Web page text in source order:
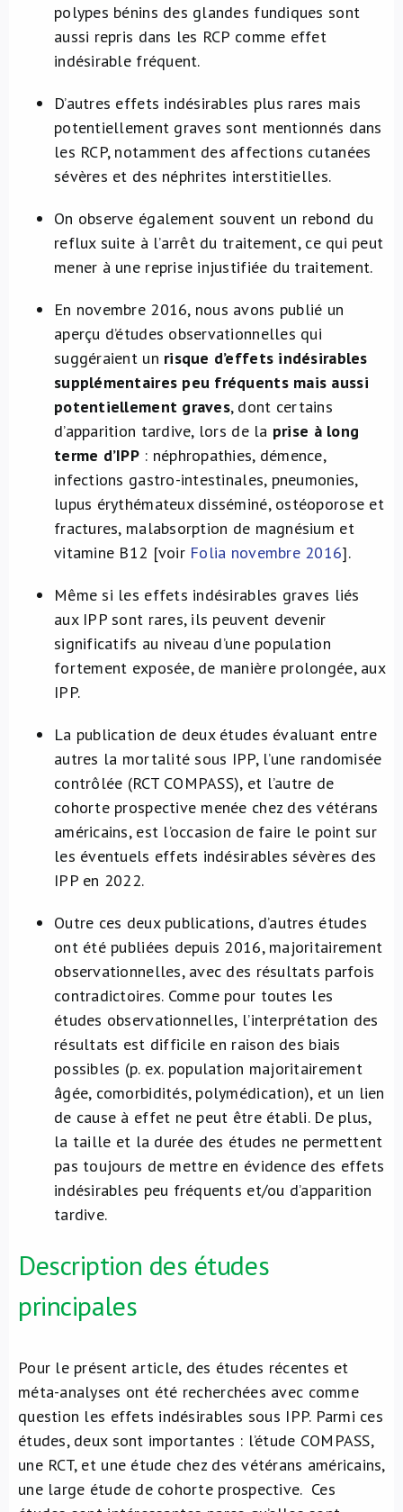
polypes bénins des glandes fundiques sont
aussi repris dans les RCP comme effet
indésirable fréquent.
D’autres effets indésirables plus rares mais
potentiellement graves sont mentionnés dans
les RCP, notamment des affections cutanées
sévères et des néphrites interstitielles.
On observe également souvent un rebond du
reflux suite à l’arrêt du traitement, ce qui peut
mener à une reprise injustifiée du traitement.
En novembre 2016, nous avons publié un
aperçu d’études observationnelles qui
suggéraient un risque d’effets indésirables
supplémentaires peu fréquents mais aussi
potentiellement graves, dont certains
d’apparition tardive, lors de la prise à long
terme d’IPP: néphropathies, démence,
infections gastro-intestinales, pneumonies,
lupus érythémateux disséminé, ostéoporose et
fractures, malabsorption de magnésium et
vitamine B12 [voir Folia novembre 2016].
Même si les effets indésirables graves liés
aux IPP sont rares, ils peuvent devenir
significatifs au niveau d’une population
fortement exposée, de manière prolongée, aux
IPP.
La publication de deux études évaluant entre
autres la mortalité sous IPP, l’une randomisée
contrôlée (RCT COMPASS), et l’autre de
cohorte prospective menée chez des vétérans
américains, est l’occasion de faire le point sur
les éventuels effets indésirables sévères des
IPP en 2022.
Outre ces deux publications, d’autres études
ont été publiées depuis 2016, majoritairement
observationnelles, avec des résultats parfois
contradictoires. Comme pour toutes les
études observationnelles, l’interprétation des
résultats est difficile en raison des biais
possibles (p. ex. population majoritairement
âgée, comorbidités, polymédication), et un lien
de cause à effet ne peut être établi. De plus,
la taille et la durée des études ne permettent
pas toujours de mettre en évidence des effets
indésirables peu fréquents et/ou d’apparition
tardive.
Description des études
principales
Pour le présent article, des études récentes et
méta-analyses ont été recherchées avec comme
question les effets indésirables sous IPP. Parmi ces
études, deux sont importantes : l’étude COMPASS,
une RCT, et une étude chez des vétérans américains,
une large étude de cohorte prospective. Ces